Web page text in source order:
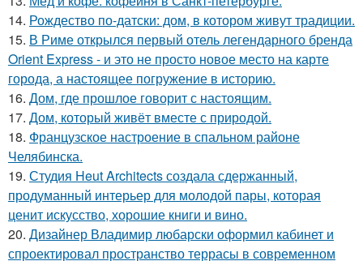
14. Рождество по-датски: дом, в котором живут традиции.
15. В Риме открылся первый отель легендарного бренда
Orient Express - и это не просто новое место на карте
города, а настоящее погружение в историю.
16. Дом, где прошлое говорит с настоящим.
17. Дом, который живёт вместе с природой.
18. Французское настроение в спальном районе
Челябинска.
19. Студия Heut Architects создала сдержанный,
продуманный интерьер для молодой пары, которая
ценит искусство, хорошие книги и вино.
20. Дизайнер Владимир любарски оформил кабинет и
спроектировал пространство террасы в современном